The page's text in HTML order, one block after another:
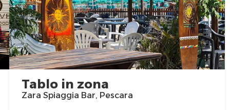
Tablo in zona
Zara Spiaggia Bar, Pescara